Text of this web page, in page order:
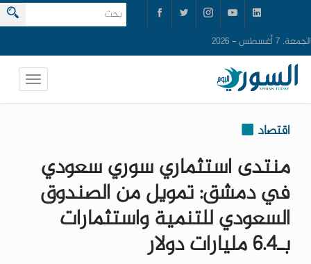
الجمعة, 7 أغسطس - 2026
اقتصاد
منتدى استثماري سوري سعودي
في دمشق: تمويل من الصندوق
السعودي للتنمية واستثمارات
بـ6.4 مليارات دولار